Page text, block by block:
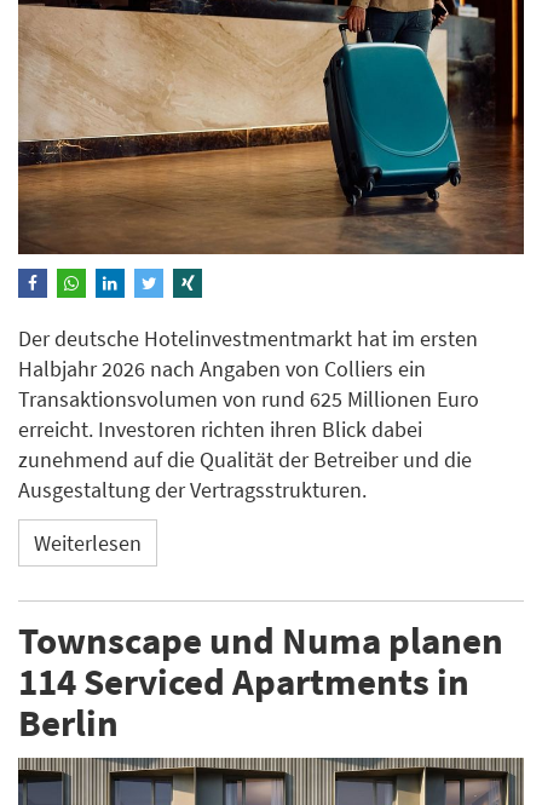
Der deutsche Hotelinvestmentmarkt hat im ersten
Halbjahr 2026 nach Angaben von Colliers ein
Transaktionsvolumen von rund 625 Millionen Euro
erreicht. Investoren richten ihren Blick dabei
zunehmend auf die Qualität der Betreiber und die
Ausgestaltung der Vertragsstrukturen.
Weiterlesen
Townscape und Numa planen
114 Serviced Apartments in
Berlin